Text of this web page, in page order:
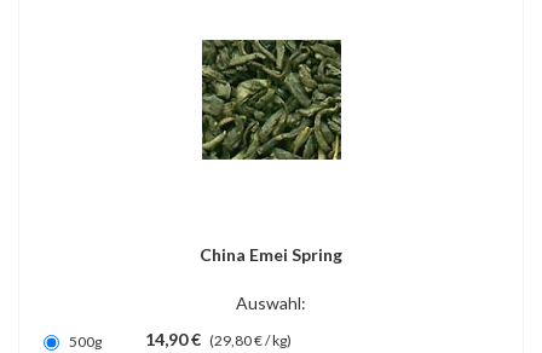
China Emei Spring
Auswahl:
500g 14,90 € (29,80 € / kg)